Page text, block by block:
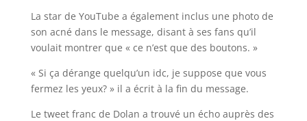
La star de YouTube a également inclus une photo de
son acné dans le message, disant à ses fans qu’il
voulait montrer que « ce n’est que des boutons. »
« Si ça dérange quelqu’un idc, je suppose que vous
fermez les yeux? » il a écrit à la fin du message.
Le tweet franc de Dolan a trouvé un écho auprès des